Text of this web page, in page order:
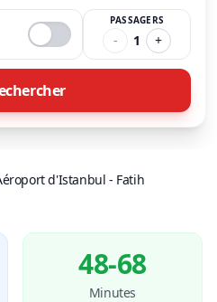
PASSAGERS
- 1 +
d'Istanbul - Fatih
48-68
Minutes